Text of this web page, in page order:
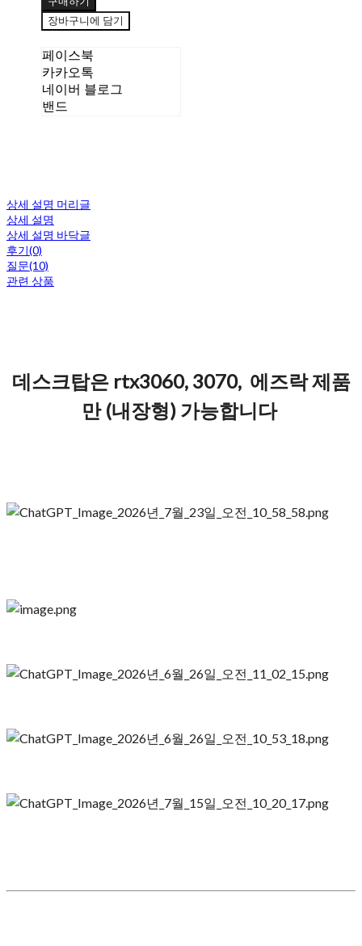
장바구니에 담기
페이스북
카카오톡
네이버 블로그
밴드
상세 설명 머리글
상세 설명
상세 설명 바닥글
후기(0)
질문(10)
관련 상품
데스크탑은 rtx3060, 3070, 에즈락 제품
만 (내장형) 가능합니다